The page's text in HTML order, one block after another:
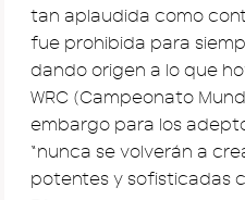
tan aplaudida como
fue prohibida para
dando origen a lo que
WRC (Campeonato
embargo para los
“nunca se volverán a
potentes y sofisticadas